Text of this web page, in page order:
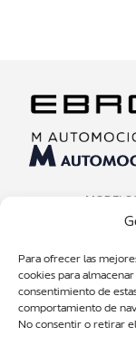
Para ofrecer las
cookies para
consentimiento de
comportamiento de
No consentir o retirar
TEST
SOBRE